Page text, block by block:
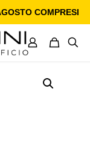
COMPRESI